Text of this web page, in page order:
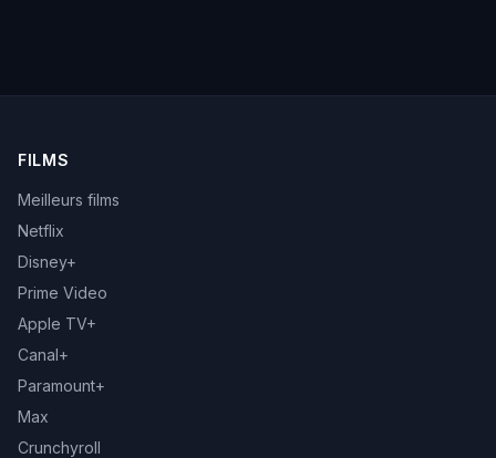
FILMS
Meilleurs films
Netflix
Disney+
Prime Video
Apple TV+
Canal+
Paramount+
Max
Crunchyroll